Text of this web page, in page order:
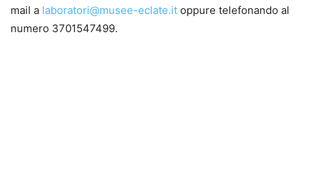
mail a laboratori@musee-eclate.it oppure telefonando al
numero 3701547499.